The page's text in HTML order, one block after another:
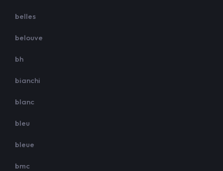
belles
belouve
bh
bianchi
blanc
bleu
bleue
bmc